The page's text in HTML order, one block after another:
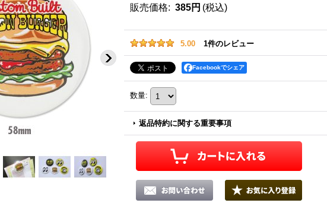
販売価格: 385円 (税込)
5.00 1件のレビュー
Facebookでシェア
数量:
返品特約に関する重要事項